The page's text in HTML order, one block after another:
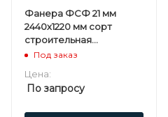
Фанера ФСФ 21 мм
2440х1220 мм сорт
строительная
нешлифованная
Под заказ
Цена:
По запросу